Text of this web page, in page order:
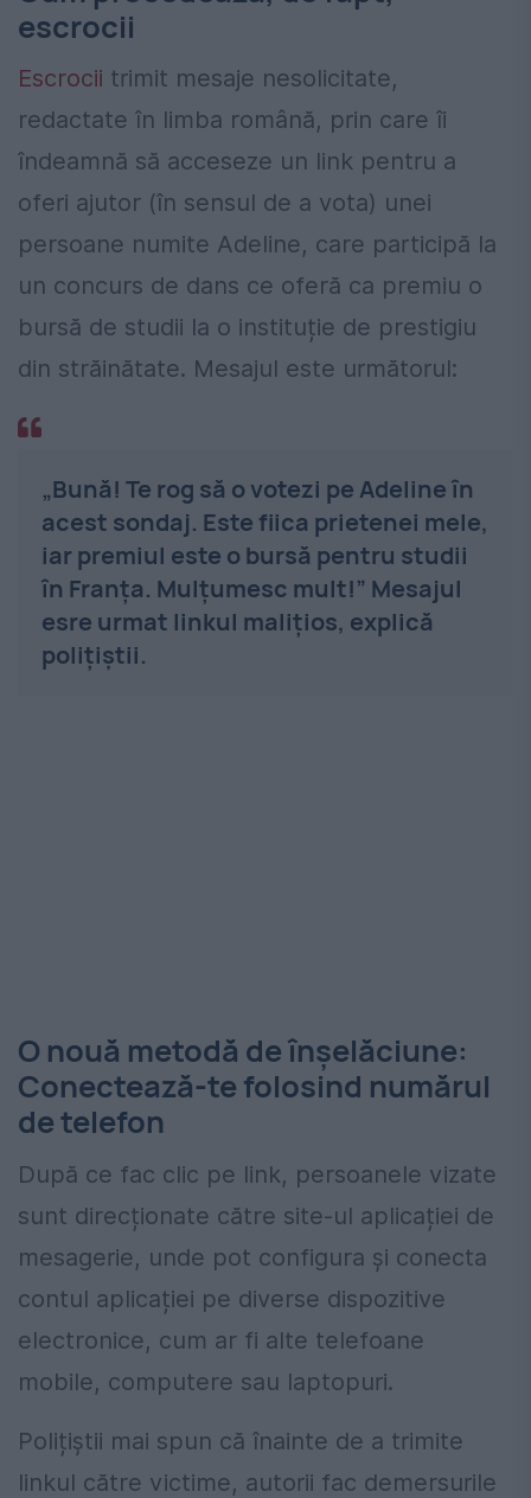
escrocii
Escrocii trimit mesaje nesolicitate,
redactate în limba română, prin care îi
îndeamnă să acceseze un link pentru a
oferi ajutor (în sensul de a vota) unei
persoane numite Adeline, care participă la
un concurs de dans ce oferă ca premiu o
bursă de studii la o instituție de prestigiu
din străinătate. Mesajul este următorul:
„Bună! Te rog să o votezi pe Adeline în
acest sondaj. Este fiica prietenei mele,
iar premiul este o bursă pentru studii
în Franţa. Mulţumesc mult!” Mesajul
esre urmat linkul maliţios, explică
polițiștii.
O nouă metodă de înșelăciune:
Conectează-te folosind numărul
de telefon
După ce fac clic pe link, persoanele vizate
sunt direcționate către site-ul aplicației de
mesagerie, unde pot configura și conecta
contul aplicației pe diverse dispozitive
electronice, cum ar fi alte telefoane
mobile, computere sau laptopuri.
Polițiștii mai spun că înainte de a trimite
linkul către victime, autorii fac demersurile